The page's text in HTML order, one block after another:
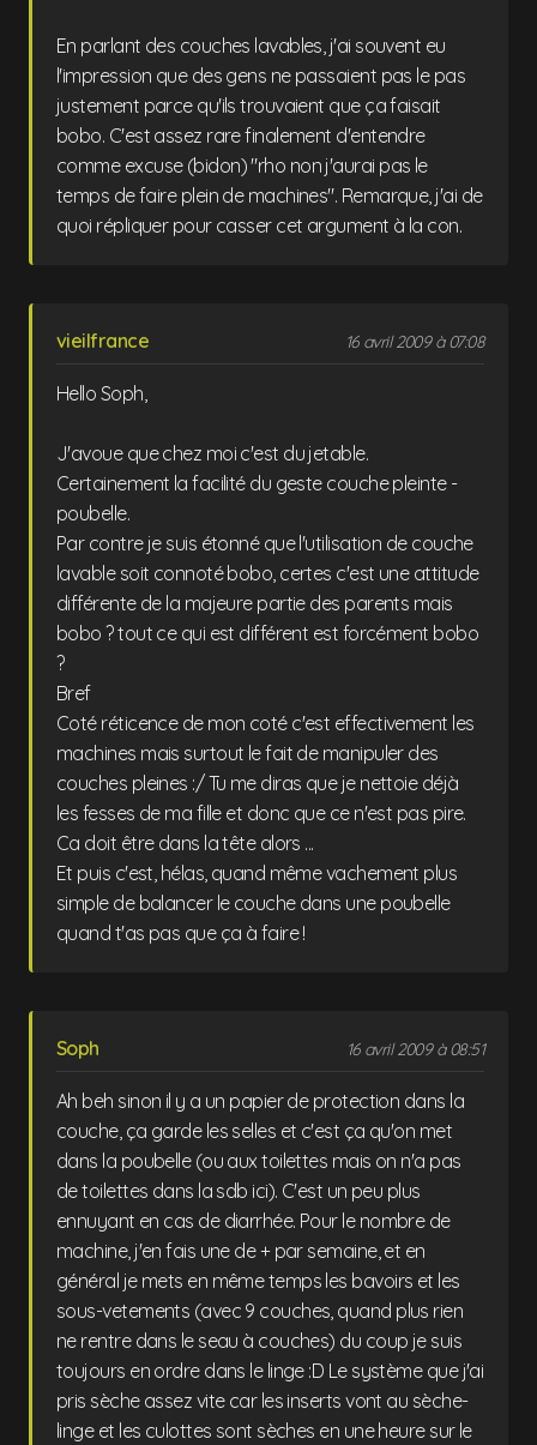
En parlant des couches lavables, j'ai souvent eu
l'impression que des gens ne passaient pas le pas
justement parce qu'ils trouvaient que ça faisait
bobo. C'est assez rare finalement d'entendre
comme excuse (bidon) "rho non j'aurai pas le
temps de faire plein de machines". Remarque, j'ai de
quoi répliquer pour casser cet argument à la con.
vieilfrance 16 avril 2009 à 07:08
Hello Soph,
J'avoue que chez moi c'est du jetable.
Certainement la facilité du geste couche pleinte -
poubelle.
Par contre je suis étonné que l'utilisation de couche
lavable soit connoté bobo, certes c'est une attitude
différente de la majeure partie des parents mais
bobo ? tout ce qui est différent est forcément bobo
?
Bref
Coté réticence de mon coté c'est effectivement les
machines mais surtout le fait de manipuler des
couches pleines :/ Tu me diras que je nettoie déjà
les fesses de ma fille et donc que ce n'est pas pire.
Ca doit être dans la tête alors ...
Et puis c'est, hélas, quand même vachement plus
simple de balancer le couche dans une poubelle
quand t'as pas que ça à faire !
Soph 16 avril 2009 à 08:51
Ah beh sinon il y a un papier de protection dans la
couche, ça garde les selles et c'est ça qu'on met
dans la poubelle (ou aux toilettes mais on n'a pas
de toilettes dans la sdb ici). C'est un peu plus
ennuyant en cas de diarrhée. Pour le nombre de
machine, j'en fais une de + par semaine, et en
général je mets en même temps les bavoirs et les
sous-vetements (avec 9 couches, quand plus rien
ne rentre dans le seau à couches) du coup je suis
toujours en ordre dans le linge :D Le système que j'ai
pris sèche assez vite car les inserts vont au sèche-
linge et les culottes sont sèches en une heure sur le